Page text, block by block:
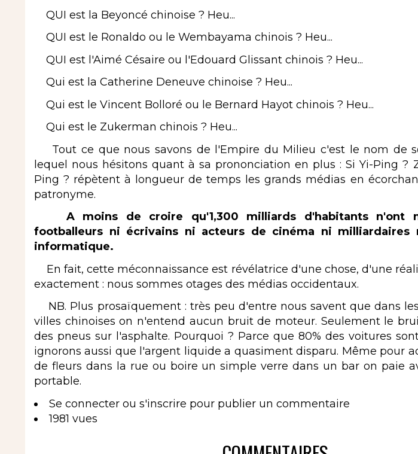
QUI est la Beyoncé chinoise ? Heu...
QUI est le Ronaldo ou le Wembayama chinois ? Heu...
QUI est l'Aimé Césaire ou l'Edouard Glissant chinois ? Heu...
Qui est la Catherine Deneuve chinoise ? Heu...
Qui est le Vincent Bolloré ou le Bernard Hayot chinois ? Heu...
Qui est le Zukerman chinois ? Heu...
Tout ce que nous savons de l'Empire du Milieu c'est le nom de
lequel nous hésitons quant à sa prononciation en plus : Si Yi-Ping ?
Ping ? répètent à longueur de temps les grands médias en
patronyme.
A moins de croire qu'1,300 milliards d'habitants n'ont
footballeurs ni écrivains ni acteurs de cinéma ni milliardaires
informatique.
En fait, cette méconnaissance est révélatrice d'une chose, d'une
exactement : nous sommes otages des médias occidentaux.
NB. Plus prosaïquement : très peu d'entre nous savent que dans
villes chinoises on n'entend aucun bruit de moteur. Seulement le
des pneus sur l'asphalte. Pourquoi ? Parce que 80% des voitures
ignorons aussi que l'argent liquide a quasiment disparu. Même pour
de fleurs dans la rue ou boire un simple verre dans un bar on paie
portable.
Se connecter ou s'inscrire pour publier un commentaire
1981 vues